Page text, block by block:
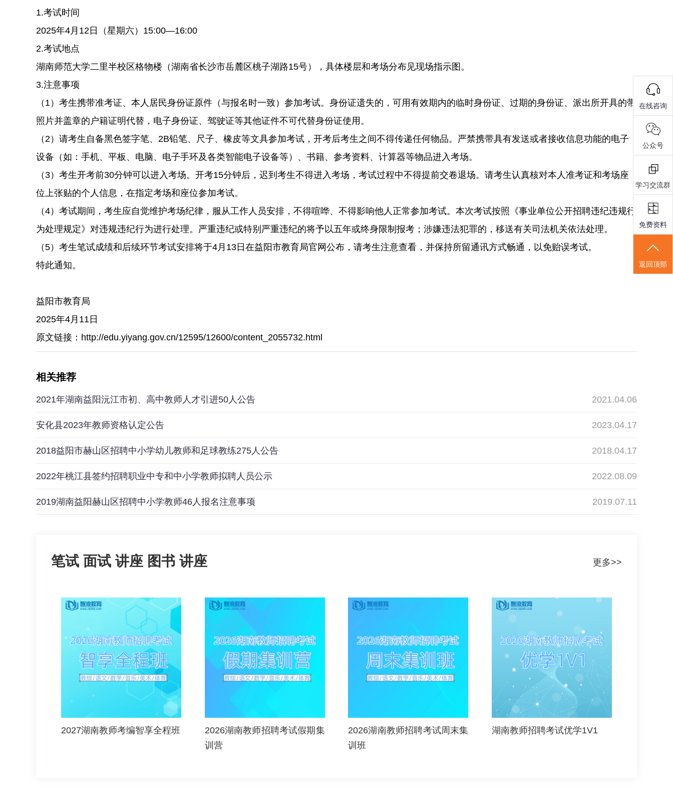
1.考试时间
2025年4月12日（星期六）15:00—16:00
2.考试地点
湖南师范大学二里半校区格物楼（湖南省长沙市岳麓区桃子湖路15号），具体楼层和考场分布见现场指示图。
3.注意事项
（1）考生携带准考证、本人居民身份证原件（与报名时一致）参加考试。身份证遗失的，可用有效期内的临时身份证、过期的身份证、派出所开具的带
照片并盖章的户籍证明代替，电子身份证、驾驶证等其他证件不可代替身份证使用。
（2）请考生自备黑色签字笔、2B铅笔、尺子、橡皮等文具参加考试，开考后考生之间不得传递任何物品。严禁携带具有发送或者接收信息功能的电子
设备（如：手机、平板、电脑、电子手环及各类智能电子设备等）、书籍、参考资料、计算器等物品进入考场。
（3）考生开考前30分钟可以进入考场。开考15分钟后，迟到考生不得进入考场，考试过程中不得提前交卷退场。请考生认真核对本人准考证和考场座
位上张贴的个人信息，在指定考场和座位参加考试。
（4）考试期间，考生应自觉维护考场纪律，服从工作人员安排，不得喧哗、不得影响他人正常参加考试。本次考试按照《事业单位公开招聘违纪违规行
为处理规定》对违规违纪行为进行处理。严重违纪或特别严重违纪的将予以五年或终身限制报考；涉嫌违法犯罪的，移送有关司法机关依法处理。
（5）考生笔试成绩和后续环节考试安排将于4月13日在益阳市教育局官网公布，请考生注意查看，并保持所留通讯方式畅通，以免贻误考试。
特此通知。
益阳市教育局
2025年4月11日
原文链接：http://edu.yiyang.gov.cn/12595/12600/content_2055732.html
相关推荐
2021年湖南益阳沅江市初、高中教师人才引进50人公告 2021.04.06
安化县2023年教师资格认定公告 2023.04.17
2018益阳市赫山区招聘中小学幼儿教师和足球教练275人公告 2018.04.17
2022年桃江县签约招聘职业中专和中小学教师拟聘人员公示 2022.08.09
2019湖南益阳赫山区招聘中小学教师46人报名注意事项 2019.07.11
笔试 面试 讲座 图书 讲座 更多>>
2027湖南教师考编智享全程班
2026湖南教师招聘考试假期集
训营
2026湖南教师招聘考试周末集
训班
湖南教师招聘考试优学1V1
在线咨询
公众号
学习交流群
免费资料
返回顶部